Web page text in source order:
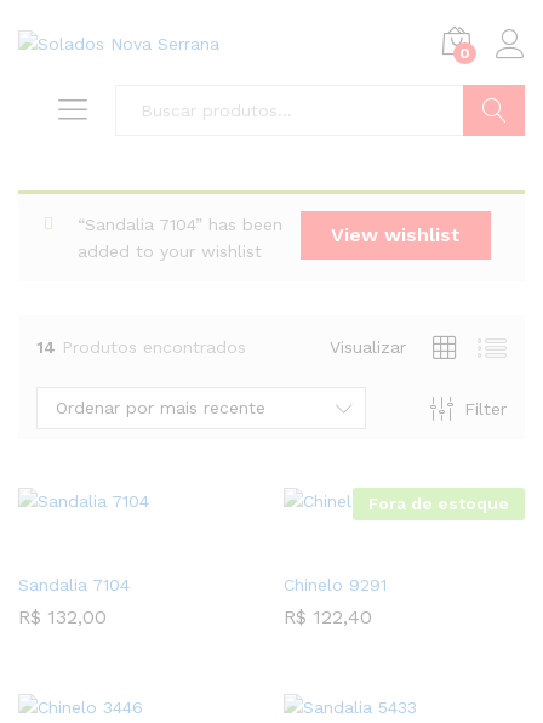
0
View wishlist
“Sandalia 7104” has been
added to your wishlist
14 Produtos encontrados Visualizar
Filter
Ordenar por mais recente
Sandalia 7104
R$ 132,00
Fora de estoque
Chinelo 9291
R$ 122,40